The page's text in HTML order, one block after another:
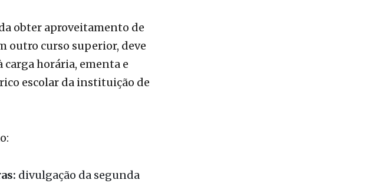
horária, ementa e
escolar da instituição de
e enviar documentação